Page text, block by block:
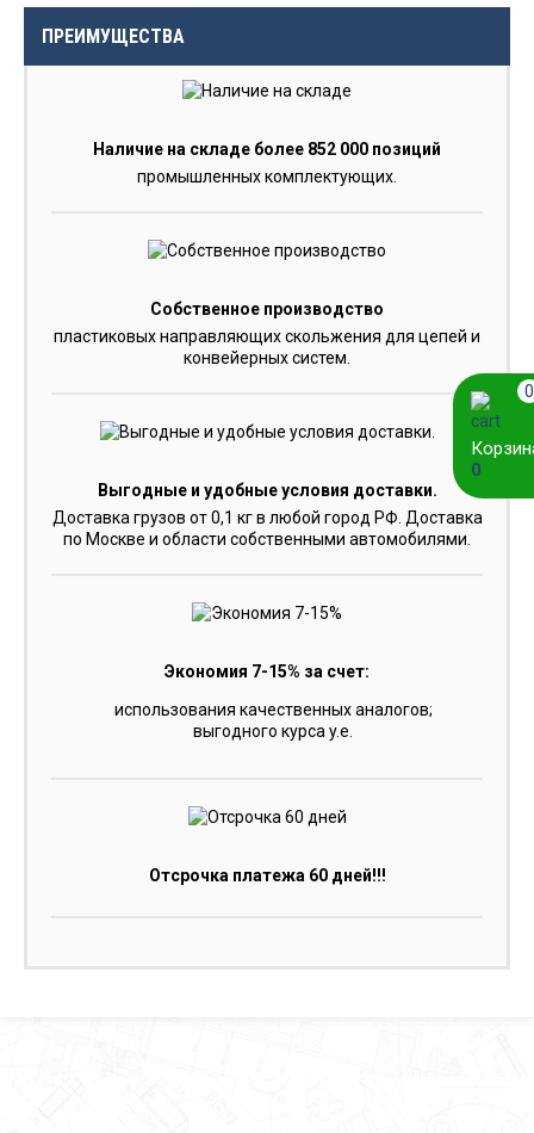
ПРЕИМУЩЕСТВА
Наличие на складе более 852 000 позиций
промышленных комплектующих.
Собственное производство
пластиковых направляющих скольжения для цепей и
конвейерных систем.
Выгодные и удобные условия доставки.
Доставка грузов от 0,1 кг в любой город РФ. Доставка
по Москве и области собственными автомобилями.
Экономия 7-15% за счет:
использования качественных аналогов;
выгодного курса y.e.
Отсрочка платежа 60 дней!!!
0
0